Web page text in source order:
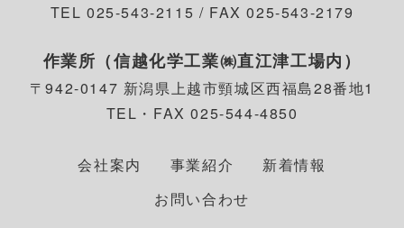
TEL 025-543-2115 / FAX 025-543-2179
作業所（信越化学工業㈱直江津工場内）
〒942-0147 新潟県上越市頸城区西福島28番地1
TEL・FAX 025-544-4850
会社案内 事業紹介
新着情報
お問い合わせ